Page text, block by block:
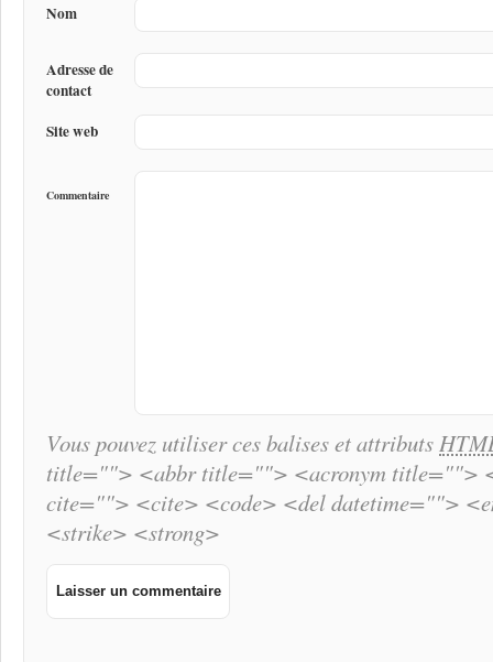
Nom
Adresse de
contact
Site web
Commentaire
Vous pouvez utiliser ces balises et attributs
title=""> <abbr title=""> <acronym title="">
cite=""> <cite> <code> <del datetime="">
<strike> <strong>